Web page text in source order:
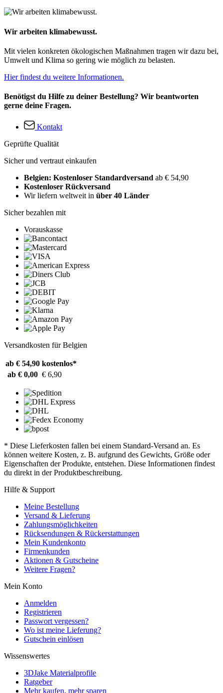
Wir arbeiten klimabewusst.
Mit vielen konkreten ökologischen Maßnahmen tragen wir dazu bei,
Umwelt und Klima so gering wie möglich zu belasten.
Hier findest du weitere Informationen.
Benötigst du Hilfe zu deiner Bestellung? Wir beantworten
gerne deine Fragen.
Kontakt
Geprüfte Qualität
Sicher und vertraut einkaufen
Belgien: Kostenloser Standardversand ab € 54,90
Kostenloser Rückversand
Wir liefern weltweit in über 40 Länder
Sicher bezahlen mit
Vorauskasse
Versandkosten für Belgien
ab € 54,90 kostenlos*
ab € 0,00 € 6,90
* Diese Lieferkosten fallen bei einem Standard-Versand an. Es
können weitere Kosten, z. B. aufgrund des Gewichts, Größe oder
Eigenschaften der Produkte, entstehen. Diese Informationen findest
du direkt in der Produktbeschreibung.
Hilfe & Support
Meine Bestellung
Versand & Lieferung
Zahlungsmöglichkeiten
Rücksendungen & Rückerstattungen
Mein Kundenkonto
Firmenkunden
Aktionen & Gutscheine
Weitere Fragen?
Mein Konto
Anmelden
Registrieren
Passwort vergessen?
Wo ist meine Lieferung?
Gutschein einlösen
Wissenswertes
3DJake Materialprofile
Ratgeber
Mehr kaufen, mehr sparen